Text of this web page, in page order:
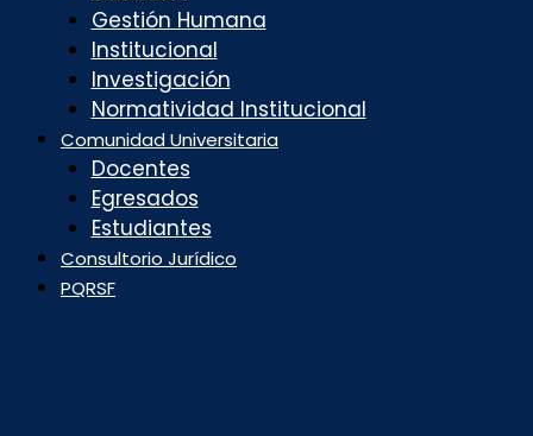
Gestión Humana
Institucional
Investigación
Normatividad Institucional
Comunidad Universitaria
Docentes
Egresados
Estudiantes
Consultorio Jurídico
PQRSF